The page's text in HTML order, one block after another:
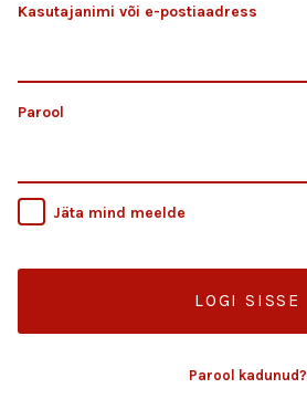
Kasutajanimi või e-postiaadress
Parool
Jäta mind meelde
Parool kadunud?